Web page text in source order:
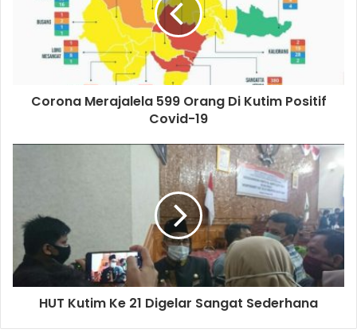
Corona Merajalela 599 Orang Di Kutim Positif
Covid-19
HUT Kutim Ke 21 Digelar Sangat Sederhana